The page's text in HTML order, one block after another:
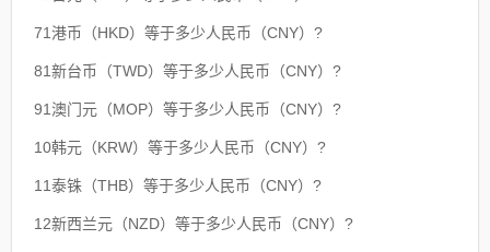
71港币（HKD）等于多少人民币（CNY）?
81新台币（TWD）等于多少人民币（CNY）?
91澳门元（MOP）等于多少人民币（CNY）?
10韩元（KRW）等于多少人民币（CNY）?
11泰铢（THB）等于多少人民币（CNY）?
12新西兰元（NZD）等于多少人民币（CNY）?